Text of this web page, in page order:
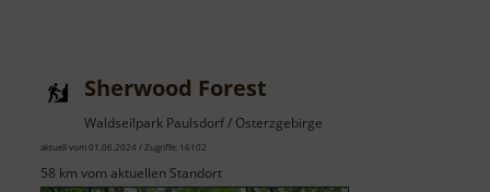
Sherwood Forest
Waldseilpark Paulsdorf / Osterzgebirge
aktuell vom 01.06.2024 / Zugriffe: 16102
58 km vom aktuellen Standort